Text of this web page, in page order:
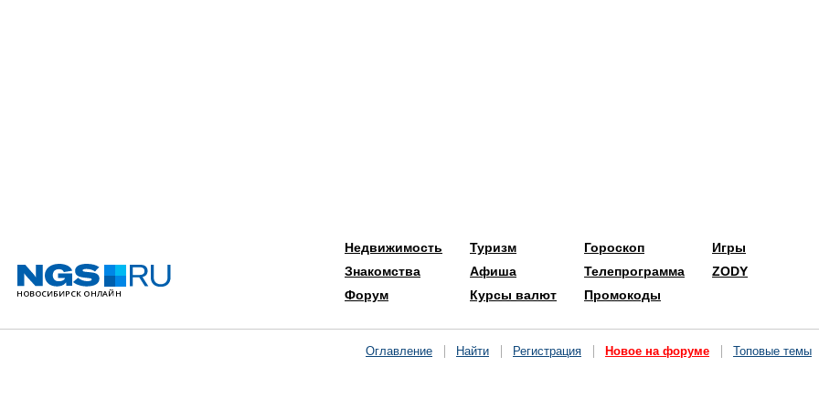
Недвижимость
Знакомства
Форум
Туризм
Афиша
Курсы валют
Гороскоп
Телепрограмма
Промокоды
Игры
ZODY
Оглавление Найти Регистрация Новое на форуме Топовые темы